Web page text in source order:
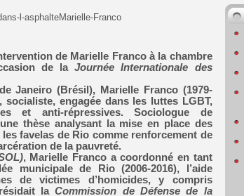
l-asphalteMarielle-Franco
de Marielle Franco à la chambre
de laJournée Internationale des
Janeiro (Brésil), Marielle Franco (1979-
socialiste, engagée dans les luttes LGBT,
et anti-répressives. Sociologue de
thèse analysant la mise en place des
favelas de Rio comme renforcement de
de la pauvreté.
), Marielle Franco a coordonné en tant
municipale de Rio (2006-2016), l’aide
de victimes d’homicides, y compris
laCommission de Défense de la